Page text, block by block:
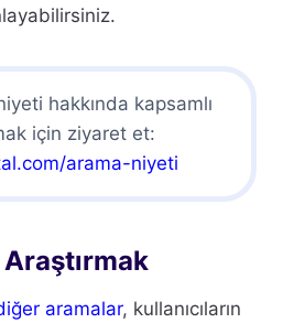
hakkında kapsamlı
için ziyaret et:
arama-niyeti
diğer aramalar, kullanıcıların